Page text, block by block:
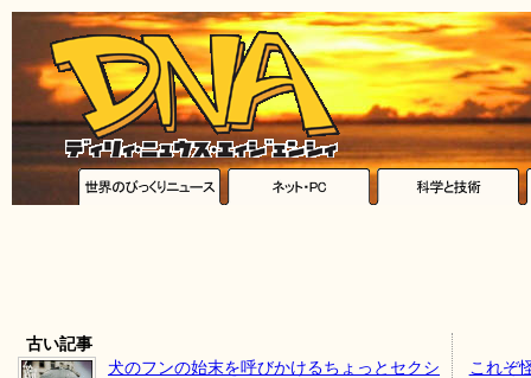
古い記事
犬のフンの始末を呼びかけるちょっとセクシ
これぞ